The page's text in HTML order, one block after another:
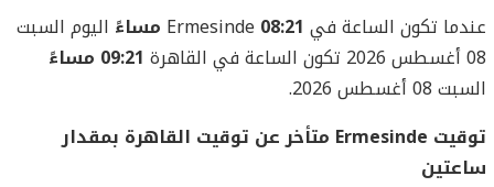
عندما تكون الساعة في Ermesinde 08:21 مساءً
اليوم السبت
08 أغسطس 2026 تكون الساعة في القاهرة
09:21 مساءً
السبت 08 أغسطس 2026.
توقيت Ermesinde متأخر عن توقيت القاهرة بمقدار
ساعتين